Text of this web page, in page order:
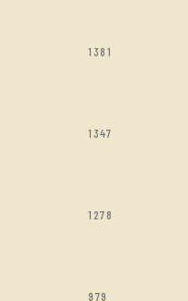
1381
1347
1278
979